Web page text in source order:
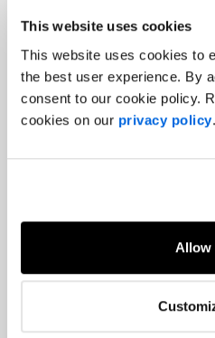
This website uses cookies
This website uses cookies to
the best user experience. By
consent to our cookie policy.
cookies on our privacy policy.
Allow
Image de
Tourisme
Le pouvoir
Eastlink
Vraiment.
Campagnes